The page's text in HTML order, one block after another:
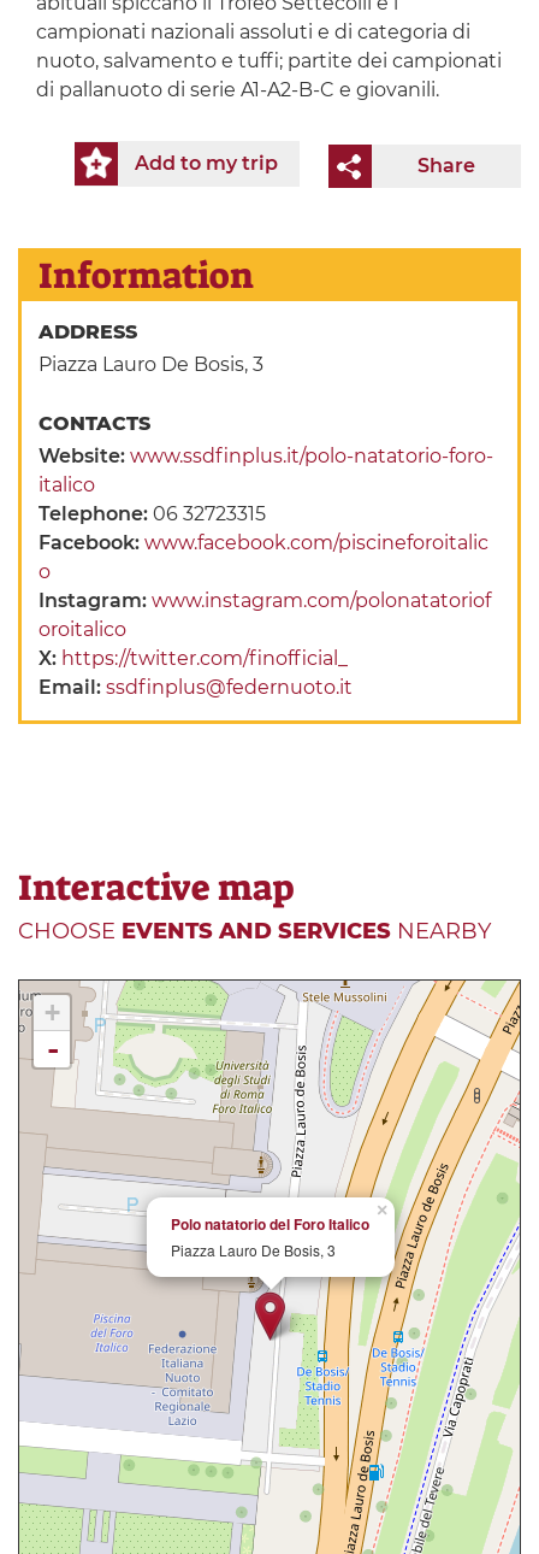
campionati nazionali assoluti e di categoria di
nuoto, salvamento e tuffi; partite dei campionati
di pallanuoto di serie A1-A2-B-C e giovanili.
Share
Add to my trip
Information
ADDRESS
Piazza Lauro De Bosis, 3
CONTACTS
Website:www.ssdfinplus.it/polo-natatorio-foro-
italico
Telephone:06 32723315
Facebook:www.facebook.com/piscineforoitalic
o
Instagram:www.instagram.com/polonatatoriof
oroitalico
X: https://twitter.com/finofficial_
Email:ssdfinplus@federnuoto.it
Interactive map
CHOOSE EVENTS AND SERVICES NEARBY
×
Polo natatorio del Foro Italico
Piazza Lauro De Bosis, 3
+
-